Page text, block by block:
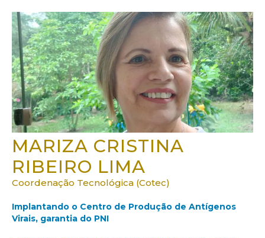
MARIZA CRISTINA
RIBEIRO LIMA
Coordenação Tecnológica (Cotec)
Implantando o Centro de Produção de Antígenos
Virais, garantia do PNI